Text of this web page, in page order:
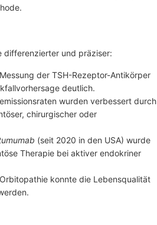
differenzierter und präziser:
der TSH-Rezeptor-Antikörper
deutlich.
wurden verbessert durch
chirurgischer oder
(seit 2020 in den USA) wurde
Therapie bei aktiver endokriner
konnte die Lebensqualität